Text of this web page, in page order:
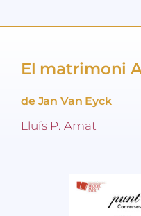
El matrimoni
de Jan Van Eyck
Lluís P. Amat